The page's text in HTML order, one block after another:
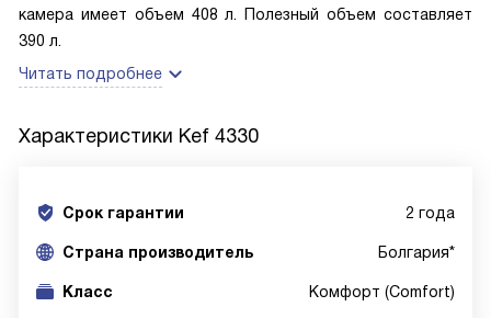
камера имеет объем 408 л. Полезный объем составляет
390 л.
Читать подробнее
Характеристики Kef 4330
Срок гарантии 2 года
Cтрана производитель Болгария*
Класс Комфорт (Comfort)